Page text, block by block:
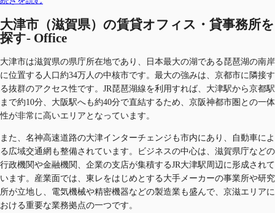
大津市（滋賀県）の賃貸オフィス・貸事務所を
探す- Office
大津市は滋賀県の県庁所在地であり、日本最大の湖である琵琶湖の南岸
に位置する人口約34万人の中核市です。最大の強みは、京都市に隣接す
る抜群のアクセス性です。JR琵琶湖線を利用すれば、大津駅から京都駅
まで約10分、大阪駅へも約40分で直結するため、京阪神都市圏との一体
性が非常に高いエリアとなっています。
また、名神高速道路の大津インターチェンジも市内にあり、自動車によ
る広域交通網も整備されています。ビジネスの中心は、滋賀県庁などの
行政機関や金融機関、企業の支店が集積するJR大津駅周辺に形成されて
います。産業面では、東レをはじめとする大手メーカーの事業所や研究
所が立地し、電気機械や精密機器などの製造業も盛んで、京滋エリアに
おける重要な業務拠点の一つです。